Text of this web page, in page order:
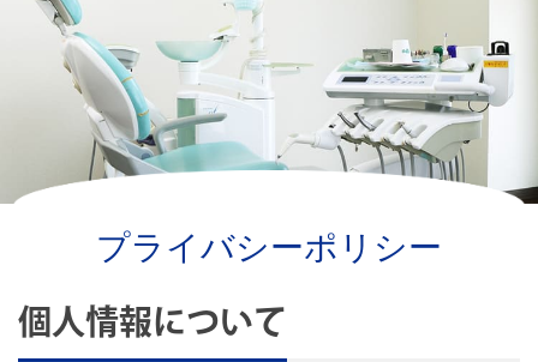
プライバシーポリシー
個人情報について